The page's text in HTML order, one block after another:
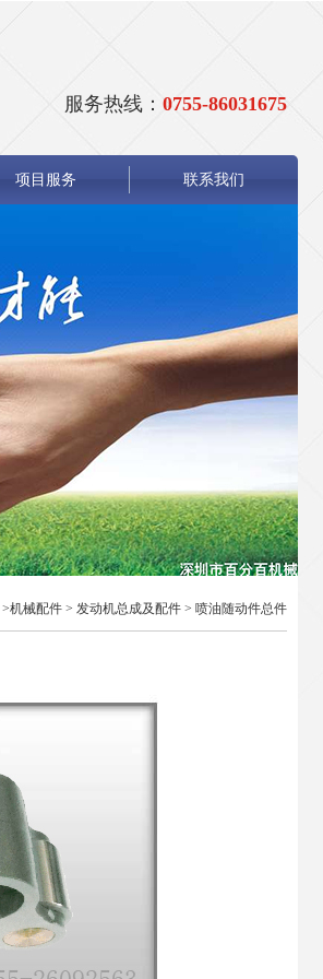
服务热线： 0755-86031675
项目服务 联系我们
>机械配件 > 发动机总成及配件 > 喷油随动件总件